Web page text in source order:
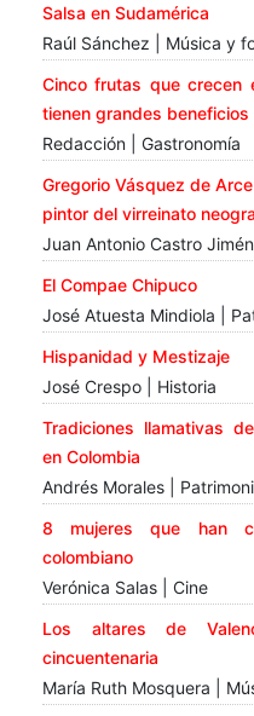
Salsa en Sudamérica
Raúl Sánchez | Música y
Cinco frutas que crecen
tienen grandes beneficios
Redacción | Gastronomía
Gregorio Vásquez de
pintor del virreinato
Juan Antonio Castro
El Compae Chipuco
José Atuesta Mindiola |
Hispanidad y Mestizaje
José Crespo | Historia
Tradiciones llamativas
en Colombia
Andrés Morales |
8 mujeres que han
colombiano
Verónica Salas | Cine
Los altares de
cincuentenaria
María Ruth Mosquera |